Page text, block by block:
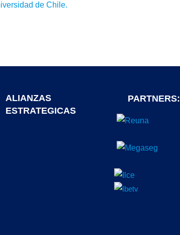
de Chile.
ALIANZAS
ESTRATEGICAS
PARTNERS: